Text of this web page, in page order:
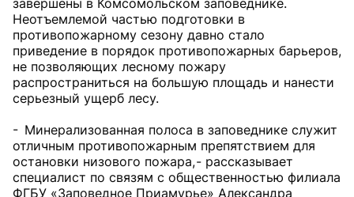
завершены в Комсомольском заповеднике.
Неотъемлемой частью подготовки в
противопожарному сезону давно стало
приведение в порядок противопожарных барьеров,
не позволяющих лесному пожару
распространиться на большую площадь и нанести
серьезный ущерб лесу.
- Минерализованная полоса в заповеднике служит
отличным противопожарным препятствием для
остановки низового пожара, - рассказывает
специалист по связям с общественностью филиала
ФГБУ «Заповедное Приамурье» Александра